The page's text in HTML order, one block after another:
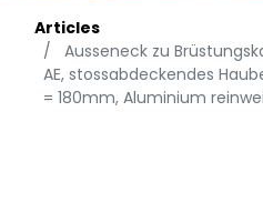
Articles
Ausseneck zu
AE, stossabdeckendes
= 180mm, Aluminium